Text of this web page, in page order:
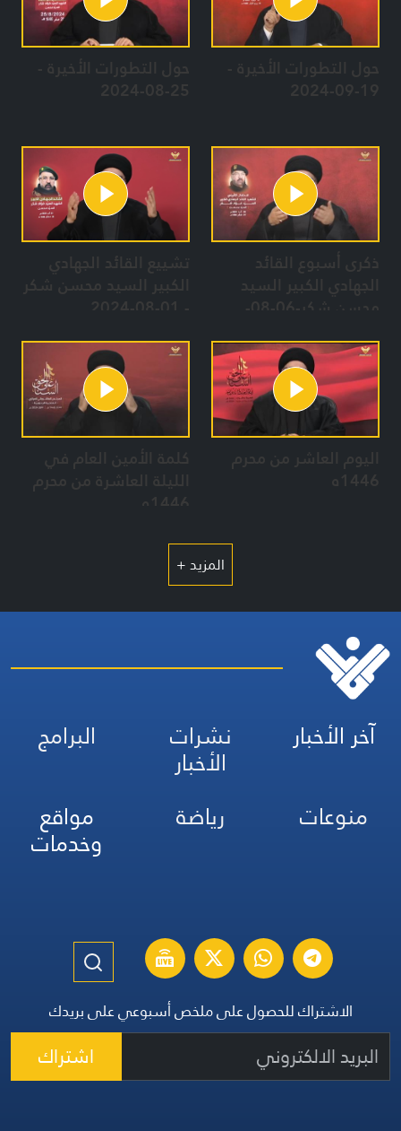
حول التطورات الأخيرة -
19-09-2024
حول التطورات الأخيرة -
25-08-2024
ذكرى أسبوع القائد
الجهادي الكبير السيد
تشييع القائد الجهادي
الكبير السيد محسن شكر
اليوم العاشر من محرم
1446ه
كلمة الأمين العام في
الليلة العاشرة من محرم
1446ه
المزيد +
آخر الأخبار نشرات
الأخبار
البرامج
منوعات
رياضة مواقع
وخدمات
الاشتراك للحصول على ملخص أسبوعي على بريدك
اشتراك